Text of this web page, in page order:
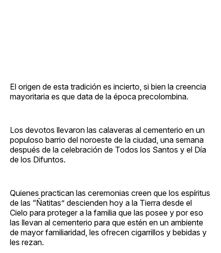
El origen de esta tradición es incierto, si bien la creencia
mayoritaria es que data de la época precolombina.
Los devotos llevaron las calaveras al cementerio en un
populoso barrio del noroeste de la ciudad, una semana
después de la celebración de Todos los Santos y el Día
de los Difuntos.
Quienes practican las ceremonias creen que los espíritus
de las “Ñatitas” descienden hoy a la Tierra desde el
Cielo para proteger a la familia que las posee y por eso
las llevan al cementerio para que estén en un ambiente
de mayor familiaridad, les ofrecen cigarrillos y bebidas y
les rezan.